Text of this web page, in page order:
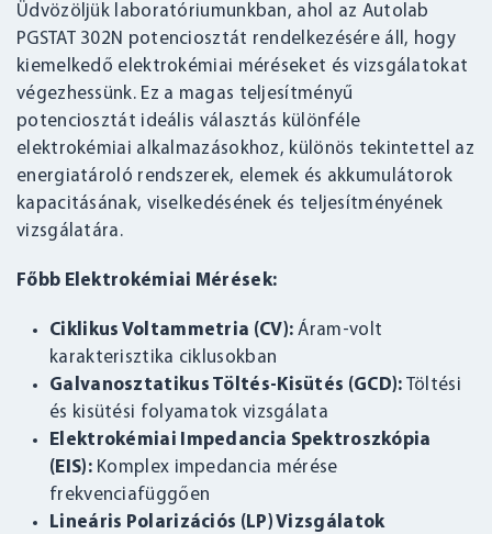
Üdvözöljük laboratóriumunkban, ahol az Autolab
PGSTAT 302N potenciosztát rendelkezésére áll, hogy
kiemelkedő elektrokémiai méréseket és vizsgálatokat
végezhessünk. Ez a magas teljesítményű
potenciosztát ideális választás különféle
elektrokémiai alkalmazásokhoz, különös tekintettel az
energiatároló rendszerek, elemek és akkumulátorok
kapacitásának, viselkedésének és teljesítményének
vizsgálatára.
Főbb Elektrokémiai Mérések:
Ciklikus Voltammetria (CV): Áram-volt
karakterisztika ciklusokban
Galvanosztatikus Töltés-Kisütés (GCD): Töltési
és kisütési folyamatok vizsgálata
Elektrokémiai Impedancia Spektroszkópia
(EIS):Komplex impedancia mérése
frekvenciafüggően
Lineáris Polarizációs (LP) Vizsgálatok